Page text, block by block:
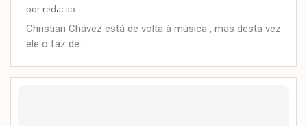
por redacao
Christian Chávez está de volta à música , mas desta vez
ele o faz de …